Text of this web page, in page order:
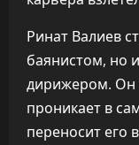
Ринат Валиев
баянистом, но
дирижером. Он
проникает в
переносит его